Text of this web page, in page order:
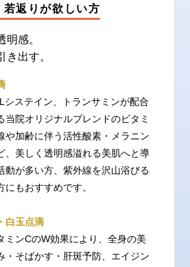
返りが欲しい方
明感。
き出す。
システイン、トランサミンが配合
当院オリジナルブレンドのビタミ
や加齢に伴う活性酸素・メラニン
、美しく透明感溢れる美肌へと導
動が多い方、紫外線を沢山浴びる
もおすすめです。
白玉点滴
ミンCのW効果により、全身の美
・そばかす・肝斑予防、エイジン